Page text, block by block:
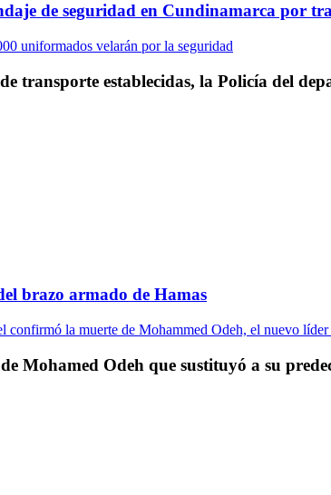
de seguridad en Cundinamarca por
transporte establecidas, la Policía del
brazo armado de Hamas
Mohamed Odeh que sustituyó a su